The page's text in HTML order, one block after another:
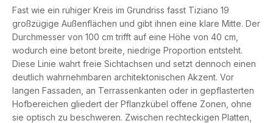
Fast wie ein ruhiger Kreis im Grundriss fasst Tiziano 19
großzügige Außenflächen und gibt ihnen eine klare Mitte. Der
Durchmesser von 100 cm trifft auf eine Höhe von 40 cm,
wodurch eine betont breite, niedrige Proportion entsteht.
Diese Linie wahrt freie Sichtachsen und setzt dennoch einen
deutlich wahrnehmbaren architektonischen Akzent. Vor
langen Fassaden, an Terrassenkanten oder in gepflasterten
Hofbereichen gliedert der Pflanzkübel offene Zonen, ohne
sie optisch zu beschweren. Zwischen rechteckigen Platten,